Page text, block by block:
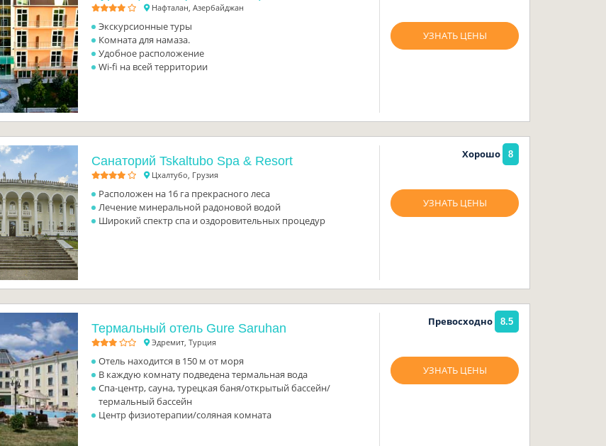
Нафталан, Азербайджан
Экскурсионные туры
Комната для намаза.
Удобное расположение
Wi-fi на всей территории
УЗНАТЬ ЦЕНЫ
Санаторий Tskaltubo Spa & Resort
Цхалтубо, Грузия
Расположен на 16 га прекрасного леса
Лечение минеральной радоновой водой
Широкий спектр спа и оздоровительных процедур
Хорошо 8
УЗНАТЬ ЦЕНЫ
Термальный отель Gure Saruhan
Эдремит, Турция
Отель находится в 150 м от моря
В каждую комнату подведена термальная вода
Спа-центр, сауна, турецкая баня/открытый бассейн/
термальный бассейн
Центр физиотерапии/соляная комната
Превосходно 8.5
УЗНАТЬ ЦЕНЫ